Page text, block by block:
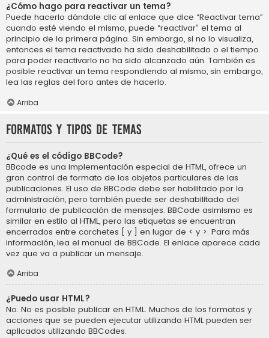
¿Cómo hago para reactivar un tema?
Puede hacerlo dándole clic al enlace que dice “Reactivar tema”
cuando esté viendo el mismo, puede “reactivar” el tema al
principio de la primera página. Sin embargo, si no lo visualiza,
entonces el tema reactivado ha sido deshabilitado o el tiempo
para poder reactivarlo no ha sido alcanzado aún. También es
posible reactivar un tema respondiendo al mismo, sin embargo,
lea las reglas del foro antes de hacerlo.
Arriba
Formatos y tipos de temas
¿Qué es el código BBCode?
BBcode es una implementación especial de HTML, ofrece un
gran control de formato de los objetos particulares de las
publicaciones. El uso de BBCode debe ser habilitado por la
administración, pero también puede ser deshabilitado del
formulario de publicación de mensajes. BBCode asimismo es
similar en estilo al HTML, pero las etiquetas se encuentran
encerrados entre corchetes [ y ] en lugar de < y >. Para más
información, lea el manual de BBCode. El enlace aparece cada
vez que va a publicar un mensaje.
Arriba
¿Puedo usar HTML?
No. No es posible publicar en HTML. Muchos de los formatos y
acciones que se pueden ejecutar utilizando HTML pueden ser
aplicados utilizando BBCodes.